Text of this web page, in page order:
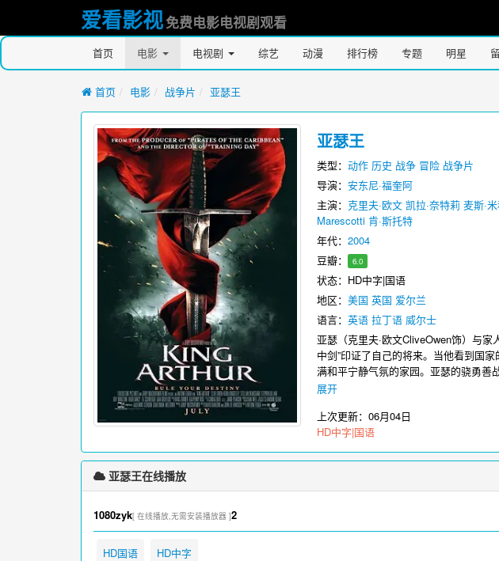
爱看影视免费电影电视剧观看
首页 电影 电视剧 综艺 动漫 排行榜 专题 明星
首页 电影 战争片 亚瑟王
亚瑟王
类型： 动作 历史 战争 冒险 战争片
导演： 安东尼·福奎阿
主演： 克里夫·欧文 凯拉·奈特莉 麦斯·
Marescotti 肯·斯托特
年代： 2004
豆瓣：
6.0
状态：HD中字|国语
地区： 美国 英国 爱尔兰
语言： 英语 拉丁语 威尔士
亚瑟（克里夫·欧文CliveOwen饰）与
中剑”印证了自己的将来。当他看到国
满和平宁静气氛的家园。亚瑟的骁勇善
勇的战士在亚瑟的带领下一路势如破竹
的故事呢？ 爱看影视-电影电视剧在线播放
展开
上次更新： 06月04日
HD中字|国语
亚瑟王在线播放
1080zyk[ 在线播放,无需安装播放器 ]2
HD国语 HD中字